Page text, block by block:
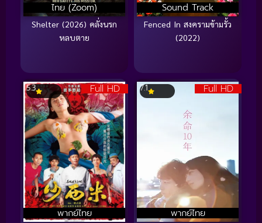
ไทย (Zoom)
Shelter (2026) คลั่งนรก
หลบตาย
Sound Track
Fenced In สงครามข้ามรั้ว
(2022)
Full HD
พากย์ไทย
5.3 Full HD
พากย์ไทย
7.1